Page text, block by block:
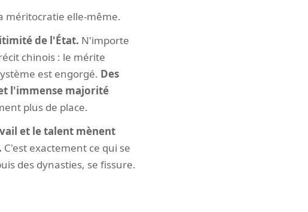
méritocratie elle-même.
de l'État. N'importe
chinois : le mérite
est engorgé. Des
l'immense majorité
plus de place.
et le talent mènent
C'est exactement ce qui se
des dynasties, se fissure.